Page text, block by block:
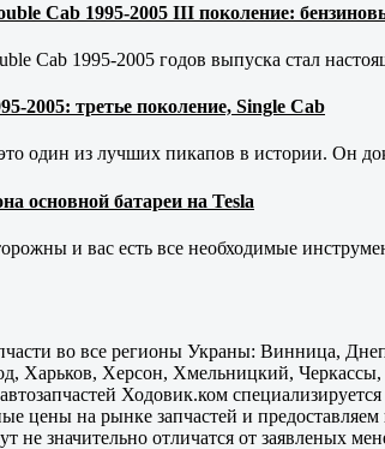
Cab 1995-2005 III поколение:
Cab 1995-2005 годов выпуска стал
2005: третье поколение, Single Cab
один из лучших пикапов в истории. Он
основной батареи на Tesla
и вас есть все необходимые
во все регионы Украны: Винница,
Харьков, Херсон, Хмельницкий,
Ходовик.ком
цены на рынке запчастей и
не значительно отличатся от заявленых